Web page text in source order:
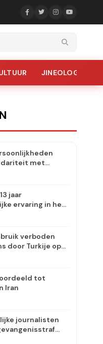
JINEOLOGIE
met
jaar
ervaring in het
verboden
door Turkije op
tot
Iran
journalisten
over de moord